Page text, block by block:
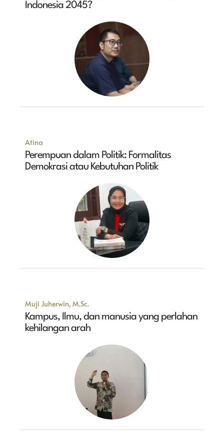
Indonesia 2045?
Atina
Perempuan dalam Politik: Formalitas
Demokrasi atau Kebutuhan Politik
Muji Juherwin, M.Sc.
Kampus, Ilmu, dan manusia yang perlahan
kehilangan arah